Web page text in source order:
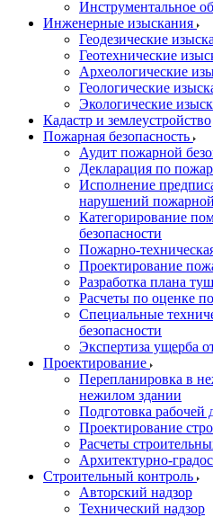
Инструментальное
Инженерные изыскания
Геодезические
Геотехнические
Археологические
Геологические
Экологические
Кадастр и землеустройство
Пожарная безопасность
Аудит пожарной
Декларация по
Исполнение
нарушений пожарной
Категорирование
безопасности
Пожарно-
Проектирование
Разработка плана
Расчеты по оценке
Специальные
безопасности
Экспертиза ущерба
Проектирование
Перепланировка в
нежилом здании
Подготовка рабочей
Проектирование
Расчеты
Архитектурно-
Строительный контроль
Авторский надзор
Технический надзор